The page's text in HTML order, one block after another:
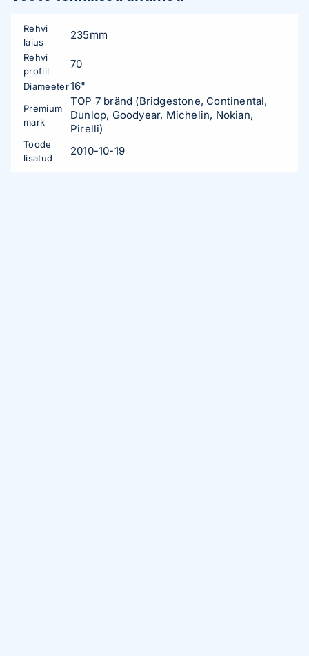
Rehvi
laius
235mm
Rehvi
profiil
70
Diameeter16"
Premium
mark
TOP 7 bränd (Bridgestone, Continental,
Dunlop, Goodyear, Michelin, Nokian,
Pirelli)
Toode
lisatud
2010-10-19